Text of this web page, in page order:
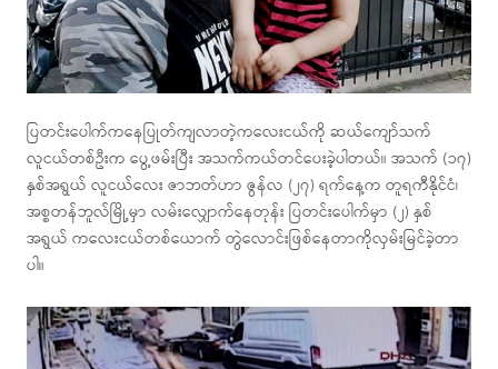
ပြတင်းပေါက်ကနေပြုတ်ကျလာတဲ့ကလေးငယ်ကို ဆယ်ကျော်သက်
လူငယ်တစ်ဦးက ပွေ့ဖမ်းပြီး အသက်ကယ်တင်ပေးခဲ့ပါတယ်။ အသက် (၁၇)
နှစ်အရွယ် လူငယ်လေး ဇာဘတ်ဟာ ဇွန်လ (၂၇) ရက်နေ့က တူရကီနိုင်ငံ၊
အစ္စတန်ဘူလ်မြို့မှာ လမ်းလျှောက်နေတုန်း ပြတင်းပေါက်မှာ (၂) နှစ်
အရွယ် ကလေးငယ်တစ်ယောက် တွဲလောင်းဖြစ်နေတာကိုလှမ်းမြင်ခဲ့တာ
ပါ။